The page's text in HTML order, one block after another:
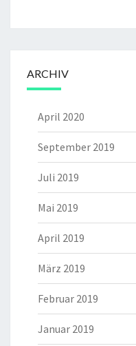
ARCHIV
April 2020
September 2019
Juli 2019
Mai 2019
April 2019
März 2019
Februar 2019
Januar 2019